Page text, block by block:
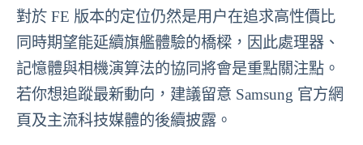
對於 FE 版本的定位仍然是用户在追求高性價比
同時期望能延續旗艦體驗的橋樑，因此處理器、
記憶體與相機演算法的協同將會是重點關注點。
若你想追蹤最新動向，建議留意 Samsung 官方網
頁及主流科技媒體的後續披露。